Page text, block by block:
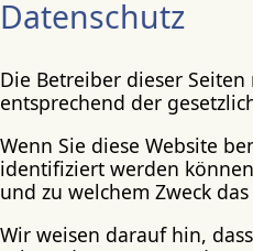
Datenschutz
Die Betreiber dieser
entsprechend der
Wenn Sie diese Website
identifiziert werden
und zu welchem Zweck
Wir weisen darauf hin,